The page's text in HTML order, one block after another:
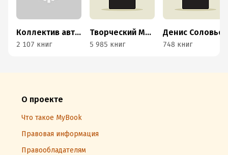
Коллектив авторов
2 107 книг
Творческий MojoMedia
5 985 книг
Денис Соловьев
748 книг
О проекте
Что такое MyBook
Правовая информация
Правообладателям